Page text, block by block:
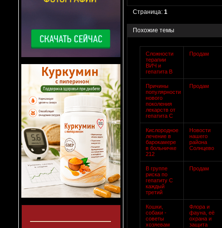
Страница:1
Похожие темы
Сложности
терапии
ВИЧ и
гепатита В
Продам
Причины
популярности
нового
поколения
лекарств от
гепатита С
Продам
Кислородное
лечение в
барокамере
в больничке
212
Новости
нашего
района
Солнцево
В группе
риска по
гепатиту С
каждый
третий
Продам
Кошки,
собаки -
советы
хозяевам
Флора и
фауна, её
охрана и
защита